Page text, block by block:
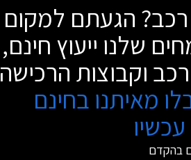
רכב? הגעתם למקום
שלנו ייעוץ חינם,
וקבוצות הרכישה
מאיתנו בחינם
בהקדם